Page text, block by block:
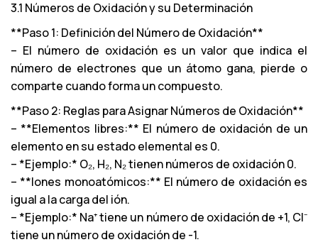
3.1 Números de Oxidación y su Determinación
**Paso 1: Definición del Número de Oxidación**
– El número de oxidación es un valor que indica el
número de electrones que un átomo gana, pierde o
comparte cuando forma un compuesto.
**Paso 2: Reglas para Asignar Números de Oxidación**
– **Elementos libres:** El número de oxidación de un
elemento en su estado elemental es 0.
– *Ejemplo:* O₂, H₂, N₂ tienen números de oxidación 0.
– **Iones monoatómicos:** El número de oxidación es
igual a la carga del ión.
– *Ejemplo:* Na⁺ tiene un número de oxidación de +1, Cl⁻
tiene un número de oxidación de -1.